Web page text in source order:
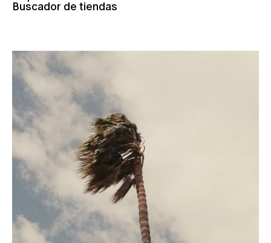
Buscador de tiendas